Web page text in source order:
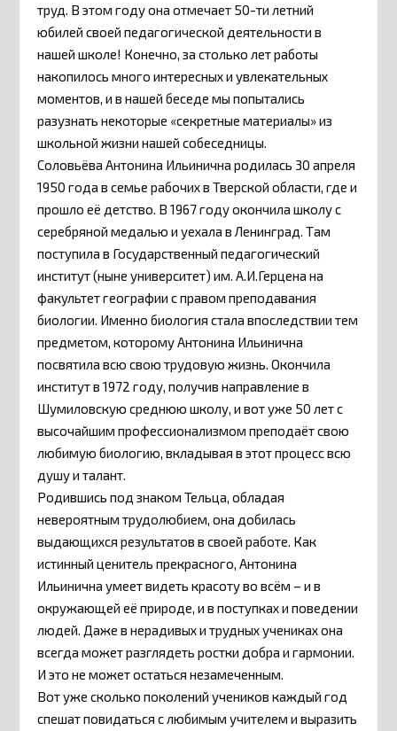
труд. В этом году она отмечает 50-ти летний
юбилей своей педагогической деятельности в
нашей школе! Конечно, за столько лет работы
накопилось много интересных и увлекательных
моментов, и в нашей беседе мы попытались
разузнать некоторые «секретные материалы» из
школьной жизни нашей собеседницы.
Соловьёва Антонина Ильинична родилась 30 апреля
1950 года в семье рабочих в Тверской области, где и
прошло её детство. В 1967 году окончила школу с
серебряной медалью и уехала в Ленинград. Там
поступила в Государственный педагогический
институт (ныне университет) им. А.И.Герцена на
факультет географии с правом преподавания
биологии. Именно биология стала впоследствии тем
предметом, которому Антонина Ильинична
посвятила всю свою трудовую жизнь. Окончила
институт в 1972 году, получив направление в
Шумиловскую среднюю школу, и вот уже 50 лет с
высочайшим профессионализмом преподаёт свою
любимую биологию, вкладывая в этот процесс всю
душу и талант.
Родившись под знаком Тельца, обладая
невероятным трудолюбием, она добилась
выдающихся результатов в своей работе. Как
истинный ценитель прекрасного, Антонина
Ильинична умеет видеть красоту во всём – и в
окружающей её природе, и в поступках и поведении
людей. Даже в нерадивых и трудных учениках она
всегда может разглядеть ростки добра и гармонии.
И это не может остаться незамеченным.
Вот уже сколько поколений учеников каждый год
спешат повидаться с любимым учителем и выразить